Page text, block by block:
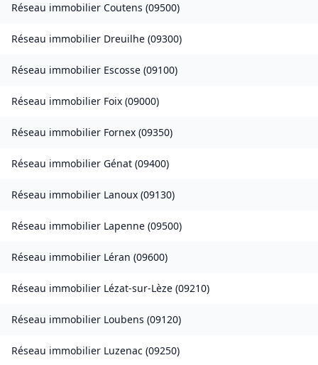
Réseau immobilier Coutens (09500)
Réseau immobilier Dreuilhe (09300)
Réseau immobilier Escosse (09100)
Réseau immobilier Foix (09000)
Réseau immobilier Fornex (09350)
Réseau immobilier Génat (09400)
Réseau immobilier Lanoux (09130)
Réseau immobilier Lapenne (09500)
Réseau immobilier Léran (09600)
Réseau immobilier Lézat-sur-Lèze (09210)
Réseau immobilier Loubens (09120)
Réseau immobilier Luzenac (09250)